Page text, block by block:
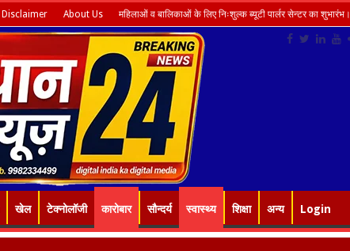
Disclaimer About Us महिलाओं व बालिकाओं के लिए निःशुल्क ब्यूटी पार्लर सेन्टर का शुभारंभ।
खेल टेक्नोलॉजी कारोबार सौन्दर्य स्वास्थ्य शिक्षा अन्य Login